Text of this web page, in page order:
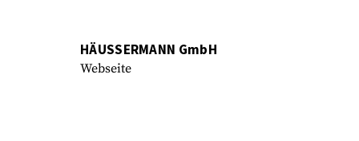
HÄUSSERMANN GmbH
Webseite